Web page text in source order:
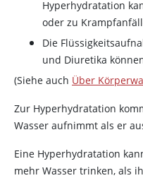
Hyperhydratation
oder zu
Die
und Diuretika
(Siehe auch Über
Zur Hyperhydratation
Wasser aufnimmt als er
Eine Hyperhydratation
mehr Wasser trinken, als